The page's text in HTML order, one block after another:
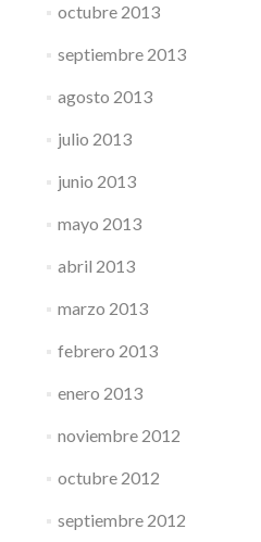
octubre 2013
septiembre 2013
agosto 2013
julio 2013
junio 2013
mayo 2013
abril 2013
marzo 2013
febrero 2013
enero 2013
noviembre 2012
octubre 2012
septiembre 2012